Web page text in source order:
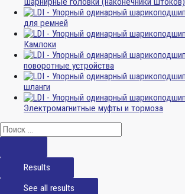
для ремней
Камлоки
поворотные устройства
шланги
Электромагнитные муфты и тормоза
Results
See all results